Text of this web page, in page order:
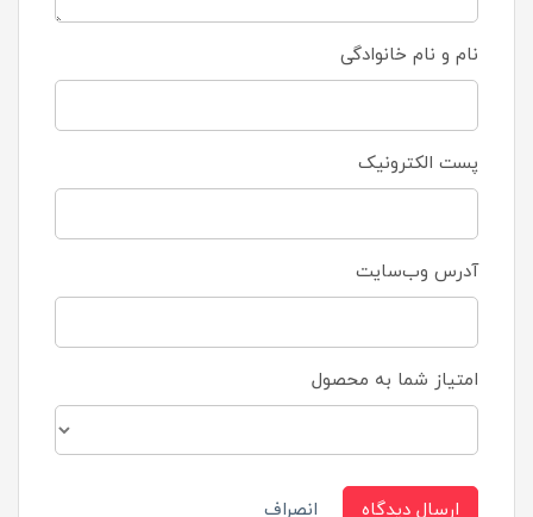
نام و نام خانوادگی
پست الکترونیک
آدرس وب‌سایت
امتیاز شما به محصول
ارسال دیدگاه انصراف